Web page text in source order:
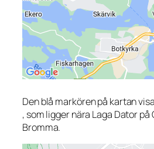
Den blå markören på kartan
, som ligger nära Laga Dator på
Bromma.